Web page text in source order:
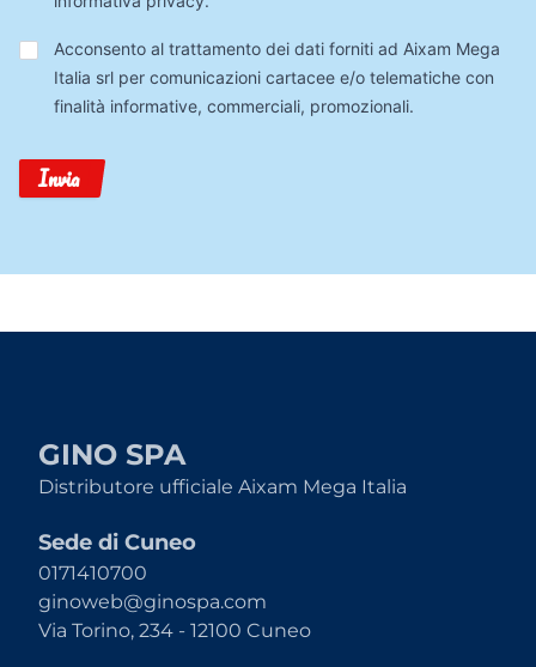
Trattamento
Dati
Acconsento al trattamento dei dati forniti ad Aixam Mega
Italia srl per comunicazioni cartacee e/o telematiche con
finalità informative, commerciali, promozionali.
Invia
GINO SPA
Distributore ufficiale Aixam Mega Italia
Sede di Cuneo
0171410700
ginoweb@ginospa.com
Via Torino, 234 - 12100 Cuneo